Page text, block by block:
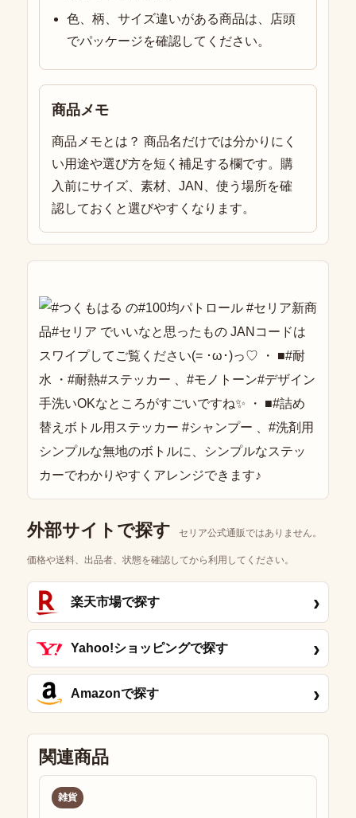
色、柄、サイズ違いがある商品は、店頭
でパッケージを確認してください。
商品メモ
商品メモとは？ 商品名だけでは分かりにく
い用途や選び方を短く補足する欄です。購
入前にサイズ、素材、JAN、使う場所を確
認しておくと選びやすくなります。
外部サイトで探す セリア公式通販ではありません。
価格や送料、出品者、状態を確認してから利用してください。
楽天市場で探す ›
Yahoo!ショッピングで探す ›
Amazonで探す ›
関連商品
雑貨